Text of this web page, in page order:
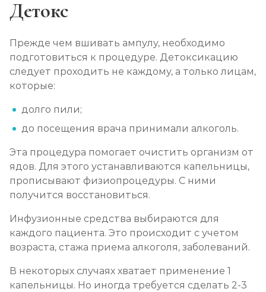
Кодирование тройной блок
от 4 000 ₽ Записаться
Вшивание Торпедо
Раскодирование от алкоголизма
Детокс
Прежде чем вшивать ампулу, необходимо
подготовиться к процедуре. Детоксикацию
следует проходить не каждому, а только лицам,
которые:
долго пили;
до посещения врача принимали алкоголь.
Эта процедура помогает очистить организм от
ядов. Для этого устанавливаются капельницы,
прописывают физиопроцедуры. С ними
получится восстановиться.
Инфузионные средства выбираются для
каждого пациента. Это происходит с учетом
возраста, стажа приема алкоголя, заболеваний.
В некоторых случаях хватает применение 1
капельницы. Но иногда требуется сделать 2-3